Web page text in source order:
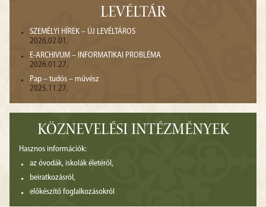
LEVÉLTÁR
SZEMÉLYI HÍREK – ÚJ LEVÉLTÁROS
2026.02.01.
E-ARCHIVUM – INFORMATIKAI PROBLÉMA
2026.01.27.
Pap – tudós – művész
2025.11.27.
KÖZNEVELÉSI INTÉZMÉNYEK
Hasznos információk:
az óvodák, iskolák életéről,
beiratkozásról,
előkészítő foglalkozásokról